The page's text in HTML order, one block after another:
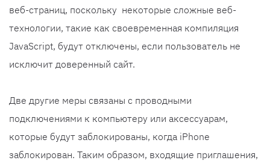
веб-страниц, поскольку некоторые сложные веб-
технологии, такие как своевременная компиляция
JavaScript, будут отключены, если пользователь не
исключит доверенный сайт.
Две другие меры связаны с проводными
подключениями к компьютеру или аксессуарам,
которые будут заблокированы, когда iPhone
заблокирован. Таким образом, входящие приглашения,